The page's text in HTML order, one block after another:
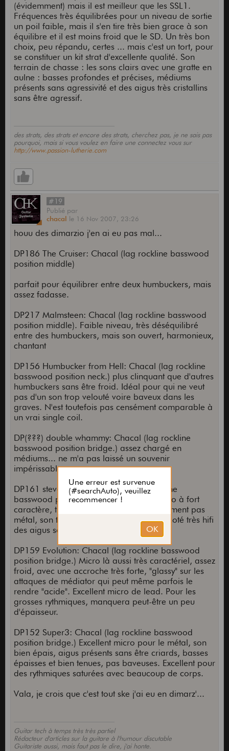
(évidemment) mais il est meilleur que les SSL1.
Fréquences très équilibrées pour un niveau de sortie
un poil faible, mais il s'en tire très bien grace à son
équilibre et il est moins froid que le SD. Un très bon
choix, peu répandu, certes ... mais c'est un tort, pour
se constituer un kit strat d'excellente qualité. Son
terrain de chasse : les sons clairs avec une gratte en
aulne : basses profondes et précises, médiums
présents sans agressivité et des aigus très cristallins
sans être agressif.
des strats, des strats et encore des strats, cherchez pas, je ne sais pas
pourquoi, mais si vous voulez en faire une connectez vous sur
http://www.passion-lutherie.com
#19
Publié par
chacal le 16 Nov 2007, 23:26
houu des dimarzio j'en ai eu pas mal...
DP186 The Cruiser: Chacal (lag rockline basswood
position middle)
parfait pour équilibrer entre deux humbuckers, mais
assez fadasse.
DP217 Malmsteen: Chacal (lag rockline basswood
position middle). Faible niveau, très déséquilibré
entre des humbuckers, mais son ouvert, harmonieux,
chantant
DP156 Humbucker from Hell: Chacal (lag rockline
basswood position neck.) plus clinquant que d'autres
humbuckers sans être froid. Idéal pour qui ne veut
pas d'un son trop velouté voire baveux dans les
graves. N'est toutefois pas censément comparable à
un vrai single coil.
DP(???) double whammy: Chacal (lag rockline
basswood position bridge.) assez chargé en
médiums... ne m'a pas laissé un souvenir
impérissable.
DP161 steve's special: Chacal (lag rockline
basswood position bridge.) Excellent micro à fort
caractère, très chantant et articulé. Clairement pas
métal, son trop ouvert pour ca. du coup coté très hifi
des aigus sans pour autant être froid.
DP159 Evolution: Chacal (lag rockline basswood
position bridge.) Micro là aussi très caractériel, assez
froid, avec une accroche très forte, "glassy" sur les
attaques de médiator qui peut même parfois le
rendre "acide". Excellent micro de lead. Pour les
grosses rythmiques, manquera peut-être un peu
d'épaisseur.
DP152 Super3: Chacal (lag rockline basswood
position bridge.) Excellent micro pour le métal, son
bien épais, aigus présents sans être criards, basses
épaisses et bien tenues, pas baveuses. Excellent pour
des rythmiques saturées avec beaucoup de corps.
Vala, je crois que c'est tout ske j'ai eu en dimarz'...
Guitar tech à temps très très partiel
Rédacteur d'articles sur la guitare à l'humour discutable
Guitariste aussi, mais faut pas le dire, j'ai honte.